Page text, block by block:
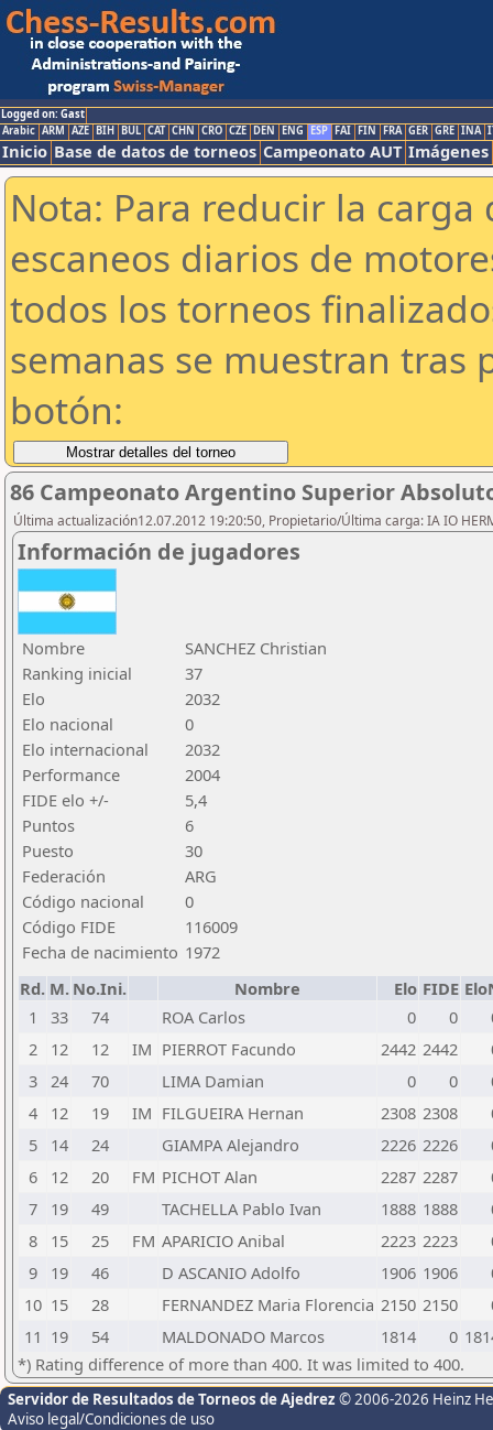
Logged on: Gast
Arabic ARM AZE BIH BUL CAT CHN CRO CZE DEN ENG ESP FAI FIN FRA GER GRE INA
Inicio Base de datos de torneos Campeonato AUT Imágenes
Nota: Para reducir la
escaneos diarios de
todos los torneos
semanas se muestran tras
botón:
86 Campeonato Argentino Superior
Última actualización12.07.2012 19:20:50, Propietario/Última carga: IA IO
Información de jugadores
Nombre
SANCHEZ Christian
Ranking inicial
37
Elo
2032
Elo nacional
0
Elo internacional
2032
Performance
2004
FIDE elo +/-
5,4
Puntos
6
Puesto
30
Federación
ARG
Código nacional
0
Código FIDE
116009
Fecha de nacimiento 1972
Rd. M. No.Ini. Nombre Elo FIDE
1
33 74 ROA Carlos 0 0
2
12 12 IM PIERROT Facundo 2442 2442
3 24 70 LIMA Damian 0 0
4
12 19 IM FILGUEIRA Hernan 2308 2308
5
14 24 GIAMPA Alejandro 2226 2226
6
12 20 FM PICHOT Alan 2287 2287
7
19 49 TACHELLA Pablo Ivan 1888 1888
8
15 25 FM APARICIO Anibal 2223 2223
9
19 46 D ASCANIO Adolfo 1906 1906
10 15 28 FERNANDEZ Maria Florencia 2150 2150
11 19 54 MALDONADO Marcos 1814 0
*) Rating difference of more than 400. It was limited to 400.
Servidor de Resultados de Torneos de Ajedrez © 2006-2026 Heinz
Aviso legal/Condiciones de uso